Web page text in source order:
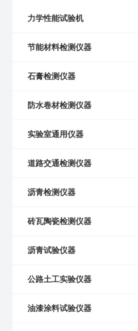
力学性能试验机
节能材料检测仪器
石膏检测仪器
防水卷材检测仪器
实验室通用仪器
道路交通检测仪器
沥青检测仪器
砖瓦陶瓷检测仪器
沥青试验仪器
公路土工实验仪器
油漆涂料试验仪器